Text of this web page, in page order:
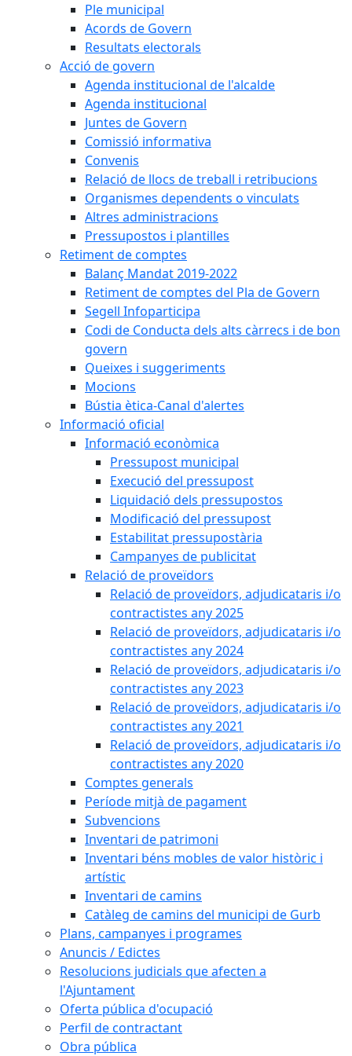
Ple municipal
Acords de Govern
Resultats electorals
Acció de govern
Agenda institucional de l'alcalde
Agenda institucional
Juntes de Govern
Comissió informativa
Convenis
Relació de llocs de treball i retribucions
Organismes dependents o vinculats
Altres administracions
Pressupostos i plantilles
Retiment de comptes
Balanç Mandat 2019-2022
Retiment de comptes del Pla de Govern
Segell Infoparticipa
Codi de Conducta dels alts càrrecs i de bon
govern
Queixes i suggeriments
Mocions
Bústia ètica-Canal d'alertes
Informació oficial
Informació econòmica
Pressupost municipal
Execució del pressupost
Liquidació dels pressupostos
Modificació del pressupost
Estabilitat pressupostària
Campanyes de publicitat
Relació de proveïdors
Relació de proveïdors, adjudicataris i/o
contractistes any 2025
Relació de proveïdors, adjudicataris i/o
contractistes any 2024
Relació de proveïdors, adjudicataris i/o
contractistes any 2023
Relació de proveïdors, adjudicataris i/o
contractistes any 2021
Relació de proveïdors, adjudicataris i/o
contractistes any 2020
Comptes generals
Període mitjà de pagament
Subvencions
Inventari de patrimoni
Inventari béns mobles de valor històric i
artístic
Inventari de camins
Catàleg de camins del municipi de Gurb
Plans, campanyes i programes
Anuncis / Edictes
Resolucions judicials que afecten a
l'Ajuntament
Oferta pública d'ocupació
Perfil de contractant
Obra pública